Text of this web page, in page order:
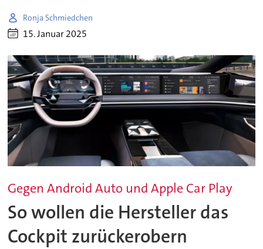
Ronja Schmiedchen
15. Januar 2025
Gegen Android Auto und Apple Car Play
So wollen die Hersteller das
Cockpit zurückerobern